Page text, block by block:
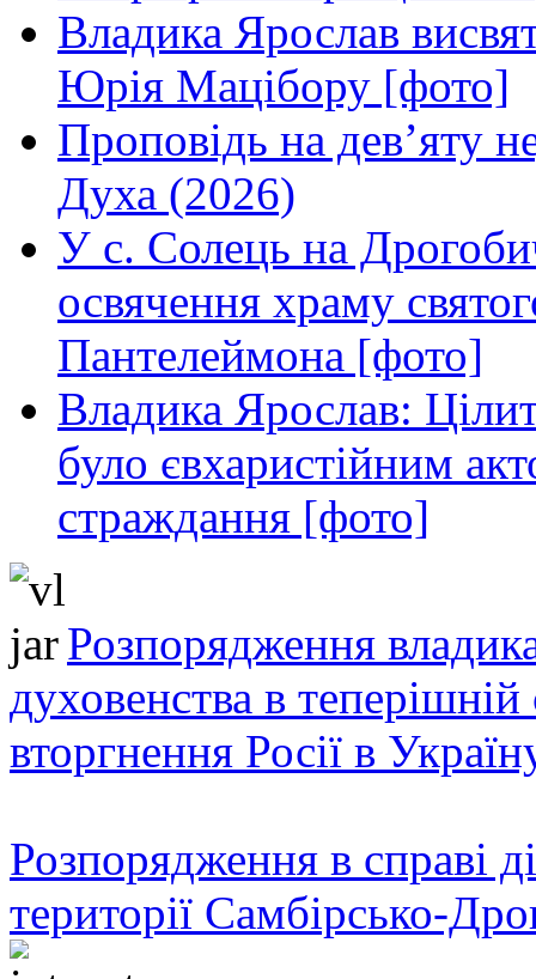
Владика Ярослав
Юрія Мацібору [фото]
Проповідь на дев’яту
Духа (2026)
У с. Солець на
освячення храму
Пантелеймона [фото]
Владика Ярослав:
було євхаристійним
страждання [фото]
Розпорядження
духовенства в теперішній
вторгнення Росії в
Розпорядження в справі
території Самбірсько-